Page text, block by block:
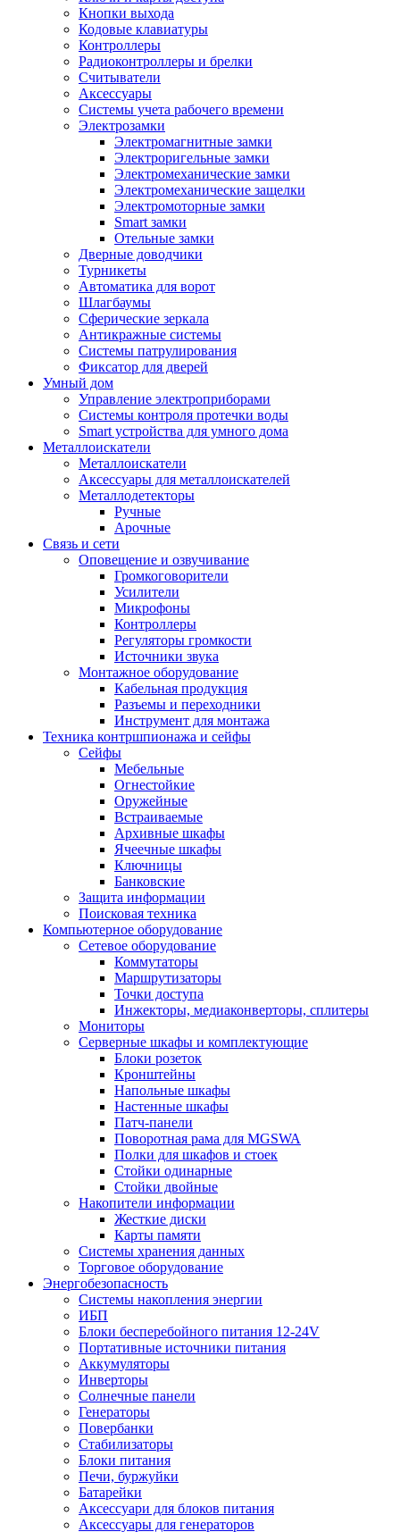
Кнопки выхода
Кодовые клавиатуры
Контроллеры
Радиоконтроллеры и брелки
Считыватели
Аксессуары
Системы учета рабочего времени
Электрозамки
Электромагнитные замки
Электроригельные замки
Электромеханические замки
Электромеханические защелки
Электромоторные замки
Smart замки
Отельные замки
Дверные доводчики
Турникеты
Автоматика для ворот
Шлагбаумы
Сферические зеркала
Антикражные системы
Системы патрулирования
Фиксатор для дверей
Умный дом
Управление электроприборами
Системы контроля протечки воды
Smart устройства для умного дома
Металлоискатели
Металлоискатели
Аксессуары для металлоискателей
Металлодетекторы
Ручные
Арочные
Связь и сети
Оповещение и озвучивание
Громкоговорители
Усилители
Микрофоны
Контроллеры
Регуляторы громкости
Источники звука
Монтажное оборудование
Кабельная продукция
Разъемы и переходники
Инструмент для монтажа
Техника контршпионажа и сейфы
Сейфы
Мебельные
Огнестойкие
Оружейные
Встраиваемые
Архивные шкафы
Ячеечные шкафы
Ключницы
Банковские
Защита информации
Поисковая техника
Компьютерное оборудование
Сетевое оборудование
Коммутаторы
Маршрутизаторы
Точки доступа
Инжекторы, медиаконверторы, сплитеры
Мониторы
Серверные шкафы и комплектующие
Блоки розеток
Кронштейны
Напольные шкафы
Настенные шкафы
Патч-панели
Поворотная рама для MGSWA
Полки для шкафов и стоек
Стойки одинарные
Стойки двойные
Накопители информации
Жесткие диски
Карты памяти
Системы хранения данных
Торговое оборудование
Энергобезопасность
Системы накопления энергии
ИБП
Блоки бесперебойного питания 12-24V
Портативные источники питания
Аккумуляторы
Инверторы
Солнечные панели
Генераторы
Повербанки
Стабилизаторы
Блоки питания
Печи, буржуйки
Батарейки
Аксессуари для блоков питания
Аксессуары для генераторов